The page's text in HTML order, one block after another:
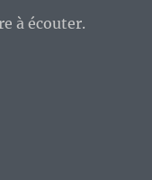
à écouter.